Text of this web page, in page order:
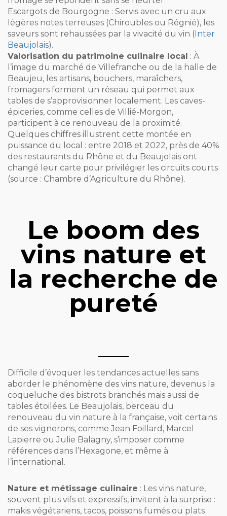
Escargots de Bourgogne : Servis avec un cru aux
légères notes terreuses (Chiroubles ou Régnié), les
saveurs sont rehaussées par la vivacité du vin (Inter
Beaujolais).
Valorisation du patrimoine culinaire local : À
l’image du marché de Villefranche ou de la halle de
Beaujeu, les artisans, bouchers, maraîchers,
fromagers forment un réseau qui permet aux
tables de s’approvisionner localement. Les caves-
épiceries, comme celles de Villié-Morgon,
participent à ce renouveau de la proximité.
Quelques chiffres illustrent cette montée en
puissance du local : entre 2018 et 2022, près de 40%
des restaurants du Rhône et du Beaujolais ont
changé leur carte pour privilégier les circuits courts
(source : Chambre d’Agriculture du Rhône).
Le boom des
vins nature et
la recherche de
pureté
Difficile d’évoquer les tendances actuelles sans
aborder le phénomène des vins nature, devenus la
coqueluche des bistrots branchés mais aussi de
tables étoilées. Le Beaujolais, berceau du
renouveau du vin nature à la française, voit certains
de ses vignerons, comme Jean Foillard, Marcel
Lapierre ou Julie Balagny, s’imposer comme
références dans l’Hexagone, et même à
l’international.
Nature et métissage culinaire : Les vins nature,
souvent plus vifs et expressifs, invitent à la surprise :
makis végétariens, tacos, poissons fumés ou plats